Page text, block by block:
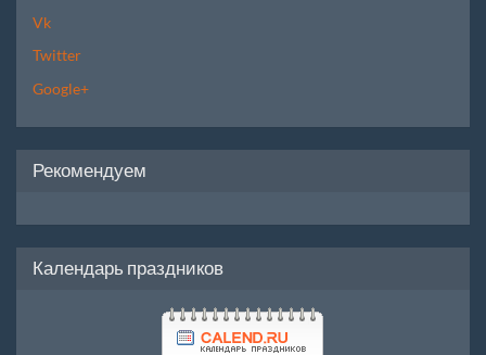
Vk
Twitter
Google+
Рекомендуем
Календарь праздников